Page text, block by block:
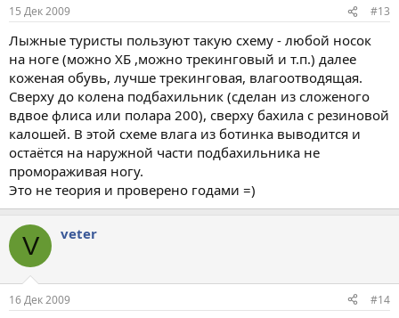
15 Дек 2009 #13
Лыжные туристы пользуют такую схему - любой носок
на ноге (можно ХБ ,можно трекинговый и т.п.) далее
коженая обувь, лучше трекинговая, влагоотводящая.
Сверху до колена подбахильник (сделан из сложеного
вдвое флиса или полара 200), сверху бахила с резиновой
калошей. В этой схеме влага из ботинка выводится и
остаётся на наружной части подбахильника не
промораживая ногу.
Это не теория и проверено годами =)
V veter
16 Дек 2009 #14